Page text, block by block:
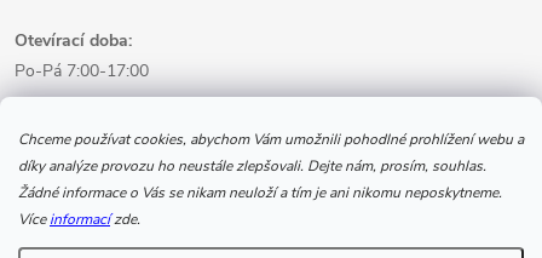
Chceme používat cookies, abychom Vám umožnili pohodlné prohlížení webu a
díky analýze provozu ho neustále zlepšovali. Dejte nám, prosím, souhlas.
Žádné informace o Vás se nikam neuloží a tím je ani nikomu neposkytneme.
Víceinformacízde.
Otevírací doba:
Po-Pá 7:00-17:00
Informace pro nákup
Informace pro Vás